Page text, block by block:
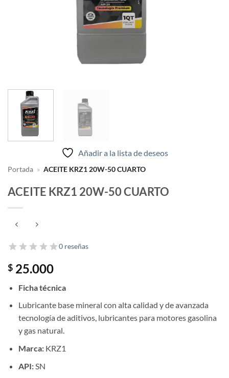
Añadir a la lista de deseos
Portada » ACEITE KRZ1 20W-50 CUARTO
ACEITE KRZ1 20W-50 CUARTO
0 reseñas
$ 25.000
Ficha técnica
Lubricante base mineral con alta calidad y de avanzada
tecnología de aditivos, lubricantes para motores gasolina
y gas natural.
Marca:KRZ1
API:SN